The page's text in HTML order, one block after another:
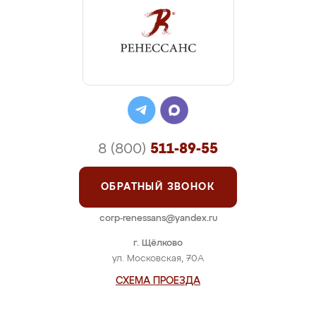
г. Щёлково
ул. Московская, 70А
СХЕМА ПРОЕЗДА
8 (800) 511-89-55
ОБРАТНЫЙ ЗВОНОК
corp-renessans@yandex.ru